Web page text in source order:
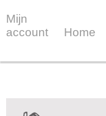
Mijn
account
Home